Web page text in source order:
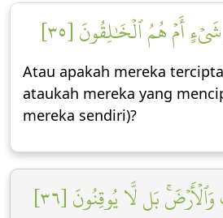
أَمۡ هُمُ ٱلۡخَٰلِقُونَ [٣٥]
Atau apakah mereka
ataukah mereka yang
mereka sendiri)?
بَل لَّا يُوقِنُونَ [٣٦]